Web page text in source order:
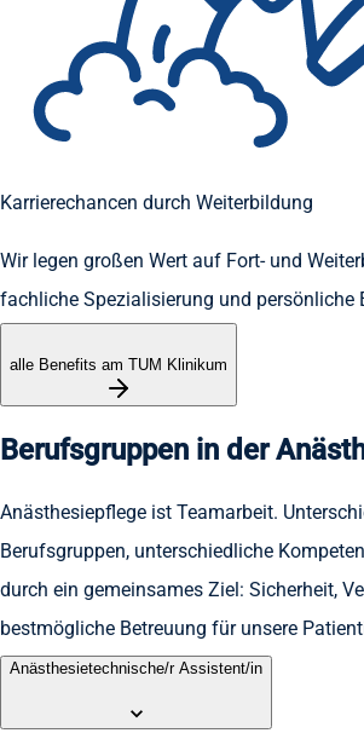
Karrierechancen durch Weiterbildung
Wir legen großen Wert auf Fort- und
fachliche Spezialisierung und persönliche
alle Benefits am TUM Klinikum
Berufsgruppen in der
Anästhesiepflege ist Teamarbeit.
Berufsgruppen, unterschiedliche
durch ein gemeinsames Ziel: Sicherheit,
bestmögliche Betreuung für unsere
Anästhesietechnische/r Assistent/in